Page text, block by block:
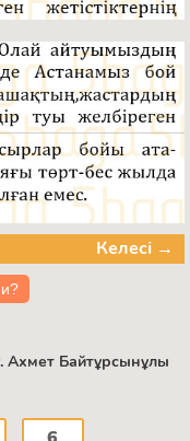
Келесі →
Ахмет Байтұрсынұлы